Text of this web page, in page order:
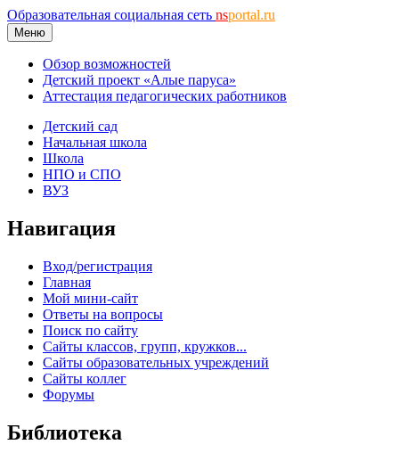
Образовательная социальная сеть nsportal.ru
Меню
Обзор возможностей
Детский проект «Алые паруса»
Аттестация педагогических работников
Детский сад
Начальная школа
Школа
НПО и СПО
ВУЗ
Навигация
Вход/регистрация
Главная
Мой мини-сайт
Ответы на вопросы
Поиск по сайту
Сайты классов, групп, кружков...
Сайты образовательных учреждений
Сайты коллег
Форумы
Библиотека